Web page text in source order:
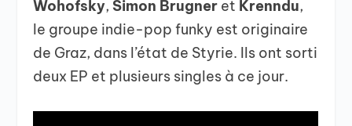
Wohofsky, Simon Brugner et Krenndu,
le groupe indie-pop funky est originaire
de Graz, dans l’état de Styrie. Ils ont sorti
deux EP et plusieurs singles à ce jour.